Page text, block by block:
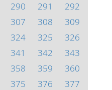
290 291
292
307 308
309
324 325
326
341 342
343
358 359
360
375 376
377